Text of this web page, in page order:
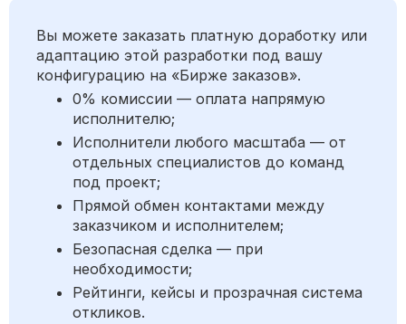
Вы можете заказать платную доработку или
адаптацию этой разработки под вашу
конфигурацию на «Бирже заказов».
0% комиссии — оплата напрямую
исполнителю;
Исполнители любого масштаба — от
отдельных специалистов до команд
под проект;
Прямой обмен контактами между
заказчиком и исполнителем;
Безопасная сделка — при
необходимости;
Рейтинги, кейсы и прозрачная система
откликов.